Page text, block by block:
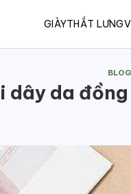
GIÀYTHẮT LƯNG
dây da